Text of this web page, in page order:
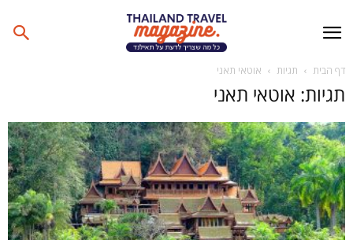
דף הבית תגיות אוטאי תאני
תגיות: אוטאי תאני